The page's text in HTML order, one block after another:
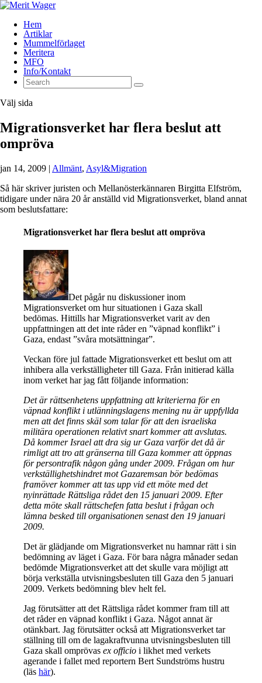
Hem
Artiklar
Mummelförlaget
Meritera
MFO
Info/Kontakt
Välj sida
Migrationsverket har flera beslut att
ompröva
jan 14, 2009 | Allmänt, Asyl&Migration
Så här skriver juristen och Mellanösterkännaren Birgitta Elfström,
tidigare under nära 20 år anställd vid Migrationsverket, bland annat
som beslutsfattare:
Migrationsverket har flera beslut att ompröva
Det pågår nu diskussioner inom
Migrationsverket om hur situationen i Gaza skall
bedömas. Hittills har Migrationsverket varit av den
uppfattningen att det inte råder en ”väpnad konflikt” i
Gaza, endast ”svåra motsättningar”.
Veckan före jul fattade Migrationsverket ett beslut om att
inhibera alla verkställigheter till Gaza. Från initierad källa
inom verket har jag fått följande information:
Det är rättsenhetens uppfattning att kriterierna för en
väpnad konflikt i utlänningslagens mening nu är uppfyllda
men att det finns skäl som talar för att den israeliska
militära operationen relativt snart kommer att avslutas.
Då kommer Israel att dra sig ur Gaza varför det då är
rimligt att tro att gränserna till Gaza kommer att öppnas
för persontrafik någon gång under 2009. Frågan om hur
verkställighetshindret mot Gazaremsan bör bedömas
framöver kommer att tas upp vid ett möte med det
nyinrättade Rättsliga rådet den 15 januari 2009. Efter
detta möte skall rättschefen fatta beslut i frågan och
lämna besked till organisationen senast den 19 januari
2009.
Det är glädjande om Migrationsverket nu hamnar rätt i sin
bedömning av läget i Gaza. För bara några månader sedan
bedömde Migrationsverket att det skulle vara möjligt att
börja verkställa utvisningsbesluten till Gaza den 5 januari
2009. Verkets bedömning blev helt fel.
Jag förutsätter att det Rättsliga rådet kommer fram till att
det råder en väpnad konflikt i Gaza. Något annat är
otänkbart. Jag förutsätter också att Migrationsverket tar
ställning till om de lagakraftvunna utvisningsbesluten till
Gaza skall omprövas ex officio i likhet med verkets
agerande i fallet med reportern Bert Sundströms hustru
(läs här).